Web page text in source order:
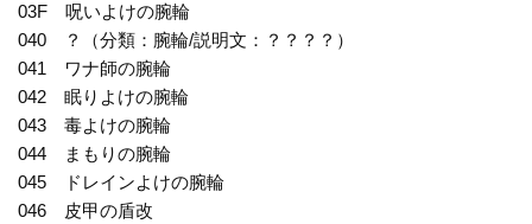
03F 呪いよけの腕輪
040 ？（分類：腕輪/説明文：？？？？）
041 ワナ師の腕輪
042 眠りよけの腕輪
043 毒よけの腕輪
044 まもりの腕輪
045 ドレインよけの腕輪
046 皮甲の盾改